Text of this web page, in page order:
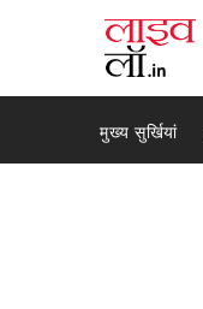
मुख्य सुर्खियां